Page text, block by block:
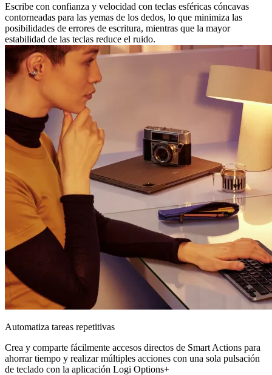
Escribe con confianza y velocidad con teclas esféricas cóncavas
contorneadas para las yemas de los dedos, lo que minimiza las
posibilidades de errores de escritura, mientras que la mayor
estabilidad de las teclas reduce el ruido.
Automatiza tareas repetitivas
Crea y comparte fácilmente accesos directos de Smart Actions para
ahorrar tiempo y realizar múltiples acciones con una sola pulsación
de teclado con la aplicación Logi Options+